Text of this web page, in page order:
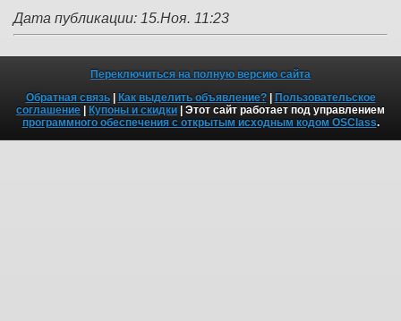
Дата публикации: 15.Ноя. 11:23
Переключиться на полную версию сайта
Обратная связь| Как выделить объявление?| Пользовательское
соглашение | Купоны и скидки | Этот сайт работает под управлением
программного обеспечения с открытым исходным кодом OSClass.